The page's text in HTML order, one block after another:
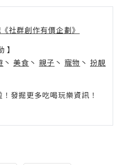
社群創作有價企劃》
】
丶 美食 丶 親子 丶 寵物 丶 扮靚
發掘更多吃喝玩樂資訊！